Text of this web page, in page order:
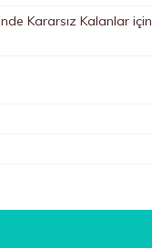
Kararsız Kalanlariçin